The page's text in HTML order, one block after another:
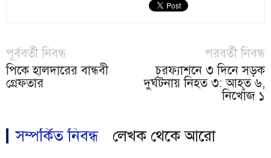
পূর্ববর্তী নিবন্ধ
পিকে হালদারের বান্ধবী
গ্রেফতার
পরবর্তী নিবন্ধ
চরফ্যাশনে ৩ দিনে সড়ক
দুর্ঘটনায় নিহত ৩: আহত ৬,
নিখোঁজ ১
সম্পর্কিত নিবন্ধ লেখক থেকে আরো